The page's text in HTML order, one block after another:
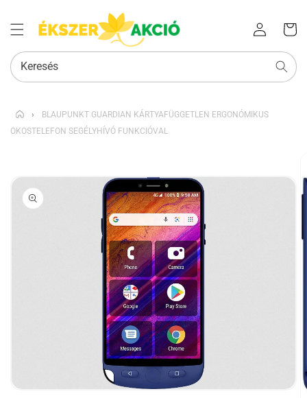
Bejelentkezés
kosara
Keresés
›
BLAUPUNKT GUARDIAN KÁRTYAFÜGGETLEN ERGONÓMIKUS
OKOSTELEFON SEGÉLYHÍVÓ FUNKCIÓVAL